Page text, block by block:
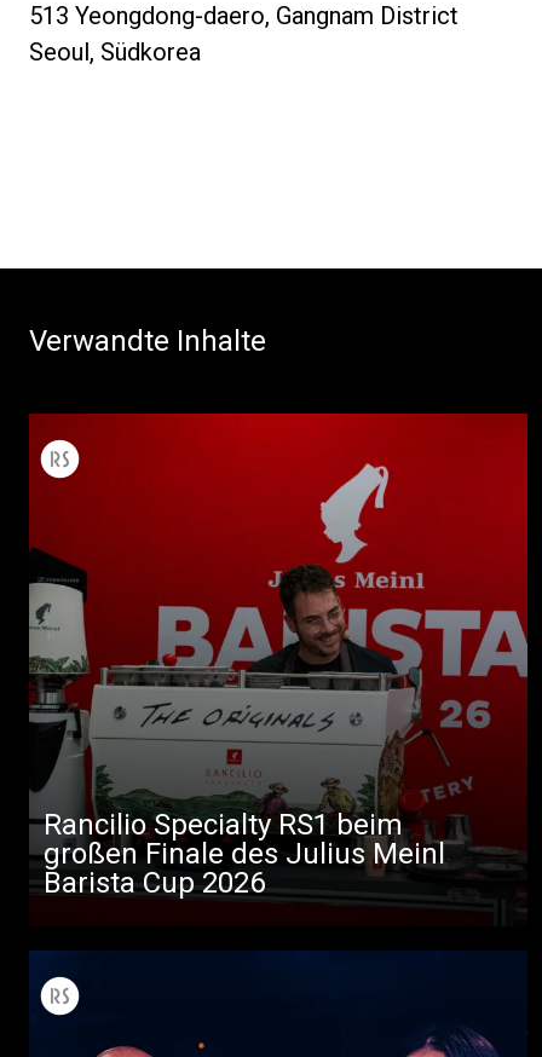
513 Yeongdong-daero, Gangnam District
Seoul, Südkorea
Verwandte Inhalte
Rancilio Specialty RS1 beim
großen Finale des Julius Meinl
Barista Cup 2026